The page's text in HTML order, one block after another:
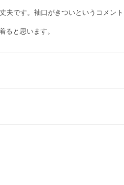
です。袖口がきついというコメン
ると思います。